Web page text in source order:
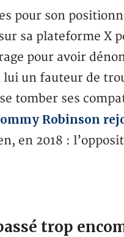
pour son
sa plateforme X
pour avoir
un fauteur de
tomber ses
Robinson
en 2018 :
trop